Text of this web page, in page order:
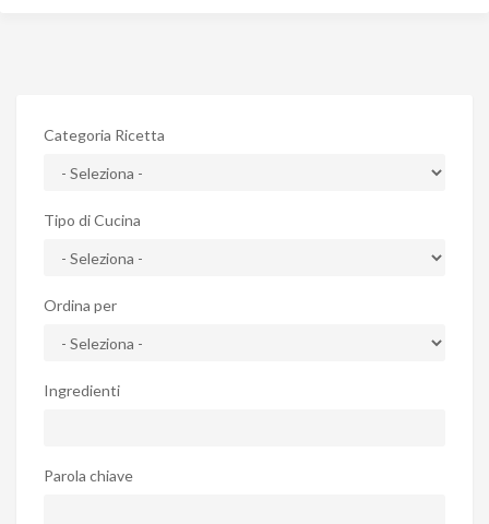
Categoria Ricetta
Tipo di Cucina
Ordina per
Ingredienti
Parola chiave